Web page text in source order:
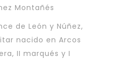
Montañés
de León y Núñez,
nacido en Arcos
II marqués y I